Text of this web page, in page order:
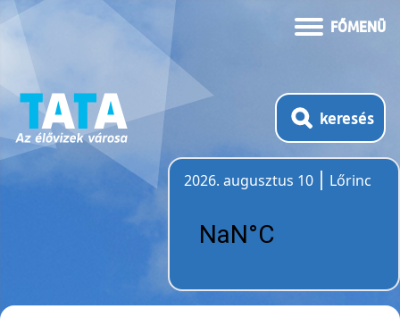
FŐMENÜ
keresés
2026. augusztus 10
Lőrinc